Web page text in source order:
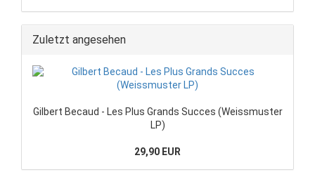
Zuletzt angesehen
Gilbert Becaud - Les Plus Grands Succes (Weissmuster
LP)
29,90 EUR